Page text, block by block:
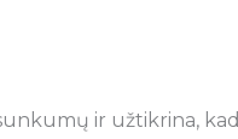
ir užtikrina, kad